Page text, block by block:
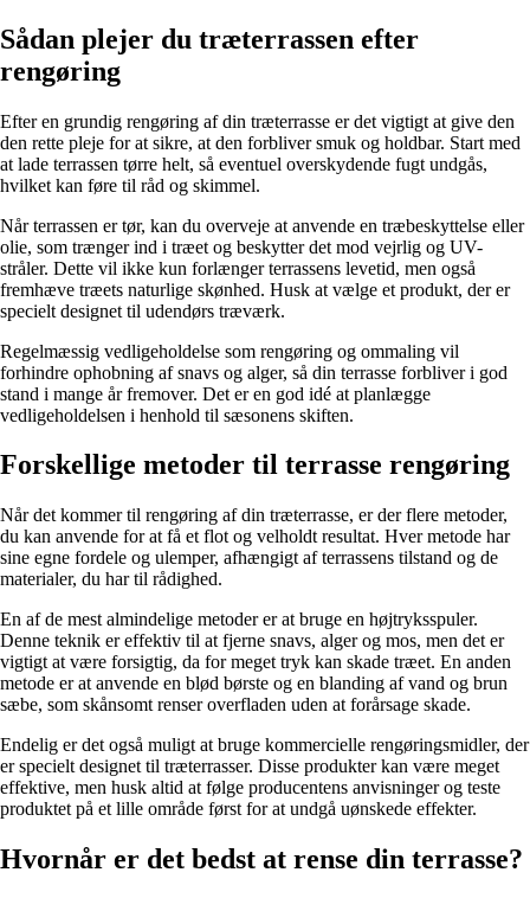
Sådan plejer du træterrassen efter
rengøring
Efter en grundig rengøring af din træterrasse er det vigtigt at give den
den rette pleje for at sikre, at den forbliver smuk og holdbar. Start med
at lade terrassen tørre helt, så eventuel overskydende fugt undgås,
hvilket kan føre til råd og skimmel.
Når terrassen er tør, kan du overveje at anvende en træbeskyttelse eller
olie, som trænger ind i træet og beskytter det mod vejrlig og UV-
stråler. Dette vil ikke kun forlænger terrassens levetid, men også
fremhæve træets naturlige skønhed. Husk at vælge et produkt, der er
specielt designet til udendørs træværk.
Regelmæssig vedligeholdelse som rengøring og ommaling vil
forhindre ophobning af snavs og alger, så din terrasse forbliver i god
stand i mange år fremover. Det er en god idé at planlægge
vedligeholdelsen i henhold til sæsonens skiften.
Forskellige metoder til terrasse rengøring
Når det kommer til rengøring af din træterrasse, er der flere metoder,
du kan anvende for at få et flot og velholdt resultat. Hver metode har
sine egne fordele og ulemper, afhængigt af terrassens tilstand og de
materialer, du har til rådighed.
En af de mest almindelige metoder er at bruge en højtryksspuler.
Denne teknik er effektiv til at fjerne snavs, alger og mos, men det er
vigtigt at være forsigtig, da for meget tryk kan skade træet. En anden
metode er at anvende en blød børste og en blanding af vand og brun
sæbe, som skånsomt renser overfladen uden at forårsage skade.
Endelig er det også muligt at bruge kommercielle rengøringsmidler, der
er specielt designet til træterrasser. Disse produkter kan være meget
effektive, men husk altid at følge producentens anvisninger og teste
produktet på et lille område først for at undgå uønskede effekter.
Hvornår er det bedst at rense din terrasse?